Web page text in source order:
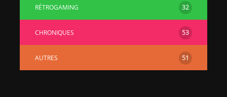
RÉTROGAMING 32
CHRONIQUES 53
AUTRES 51